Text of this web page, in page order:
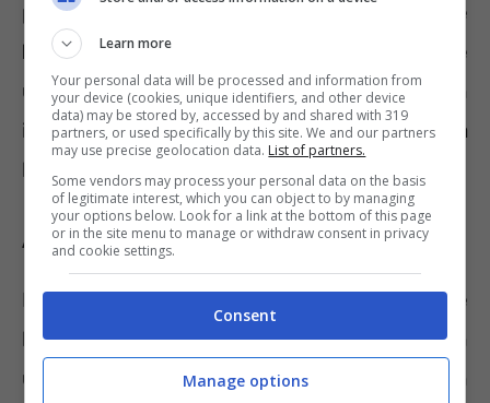
possibile cominciare ad ottenere
l’erogazione della pensione
che può essere
un’alternativa alla pensione di inabilità (con
invalidità accertata per qualunque attività
lavorativa) e alla
pensione di vecchiaia
A quanto ammontano i versamenti
Il contributo minimo mensile èdi 26 euro e
l’anno di contribuzione si potrà ottenere con
un versamento di310 euro. Attenzione a non
Learn more
Your personal data will be processed and information from
your device (cookies, unique identifiers, and other device
data) may be stored by, accessed by and shared with 319
partners, or used specifically by this site. We and our partners
may use precise geolocation data. List of partners.
Some vendors may process your personal data on the basis
of legitimate interest, which you can object to by managing
your options below. Look for a link at the bottom of this page
or in the site menu to manage or withdraw consent in privacy
and cookie settings.
Consent
Manage options